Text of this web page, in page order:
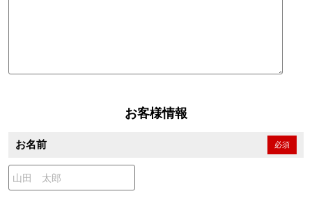
お客様情報
お名前 必須